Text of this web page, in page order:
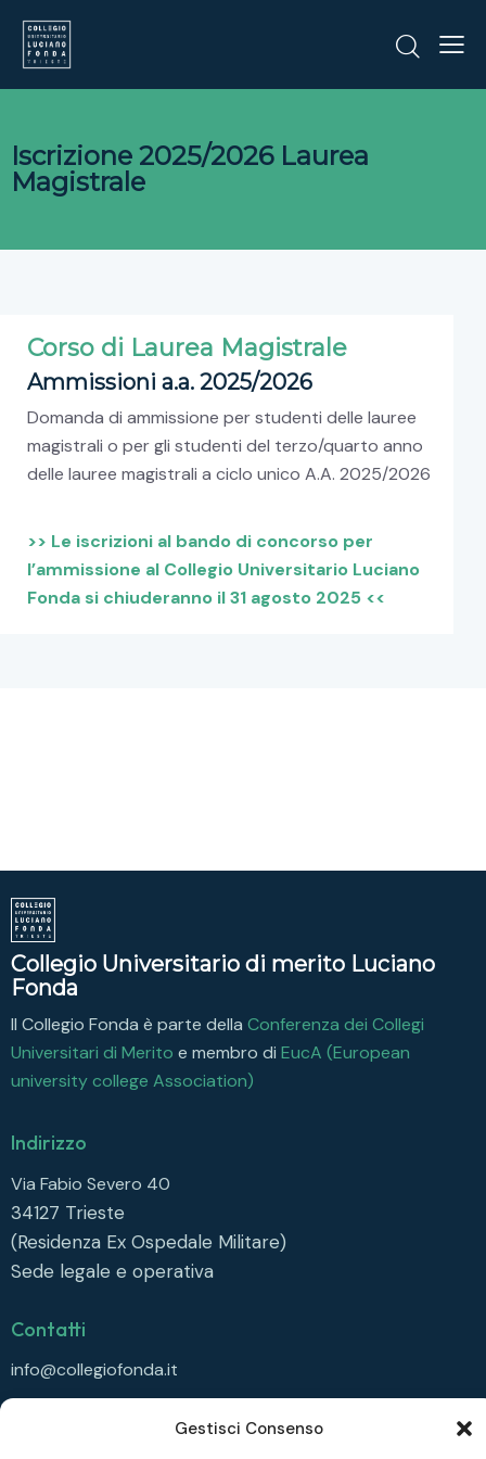
Gestisci Consenso
Iscrizione 2025/2026 Laurea
Magistrale
Corso di Laurea Magistrale
Ammissioni a.a. 2025/2026
Domanda di ammissione per studenti delle lauree
magistrali o per gli studenti del terzo/quarto anno
delle lauree magistrali a ciclo unico A.A. 2025/2026
>> Le iscrizioni al bando di concorso per
l’ammissione al Collegio Universitario Luciano
Fonda si chiuderanno il 31 agosto 2025 <<
Collegio Universitario di merito Luciano
Fonda
Il Collegio Fonda è parte della Conferenza dei Collegi
Universitari di Merito e membro di EucA (European
university college Association)
Indirizzo
Via Fabio Severo 40
34127 Trieste
(Residenza Ex Ospedale Militare)
Sede legale e operativa
Contatti
info@collegiofonda.it